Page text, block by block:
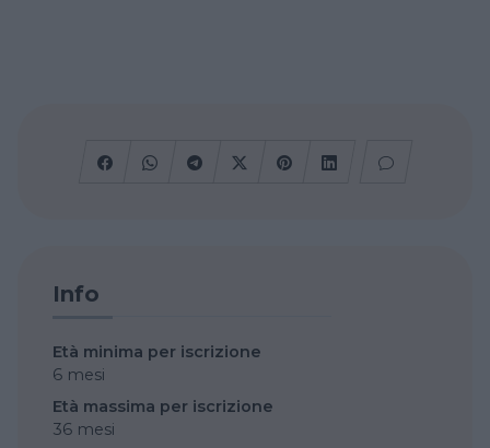
Info
Età minima per iscrizione
6 mesi
Età massima per iscrizione
36 mesi